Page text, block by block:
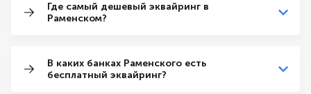
Где самый дешевый эквайринг в
Раменском?
В каких банках Раменского есть
бесплатный эквайринг?